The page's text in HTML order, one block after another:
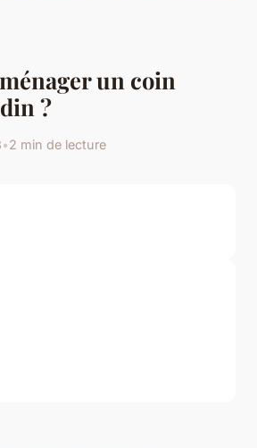
un coin
?
•2 min de lecture